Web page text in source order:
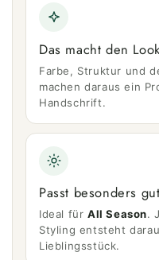
Das macht den Look
Farbe, Struktur und
machen daraus ein
Handschrift.
Passt besonders gut
Ideal für All Season.
Styling entsteht
Lieblingsstück.